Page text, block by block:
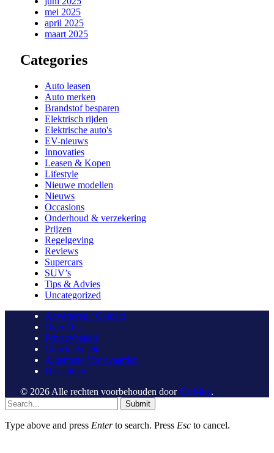
mei 2025
april 2025
maart 2025
Categories
Auto leasen
Auto merken
Brandstof besparen
Elektrisch rijden
Elektrische auto's
EV-nieuws
Innovaties
Leasen & Kopen
Lifestyle
Nieuwe modellen
Nieuws
Occasions
Onderhoud & verzekering
Prijzen
Regelgeving
Reviews
Supercars
SUV’s
Tips & Advies
Uncategorized
Adverteren / Contact
Over Ons
Privacybeleid
Coockiebeleid
Algemene Voorwaarden
Disclaimer
© 2026 Alle rechten voorbehouden doorCarMag.
Submit
Type above and press Enterto search. Press Esc to cancel.